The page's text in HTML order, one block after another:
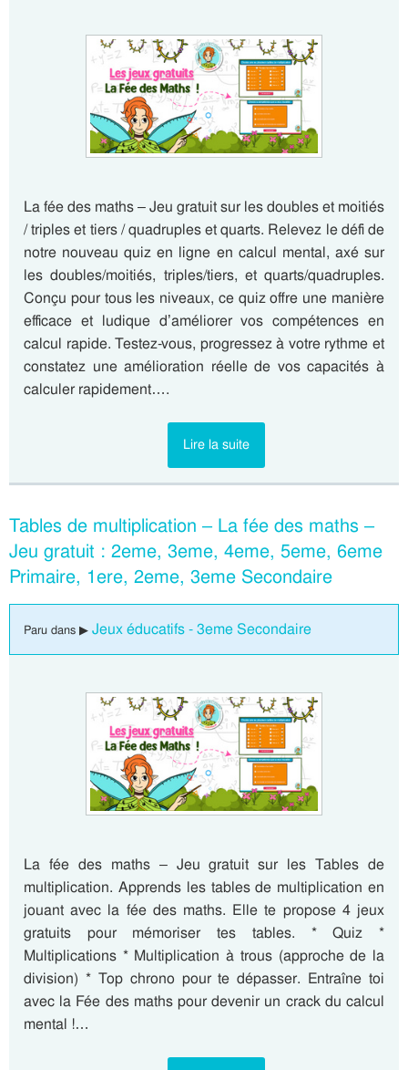
La fée des maths – Jeu gratuit sur les doubles et moitiés
/ triples et tiers / quadruples et quarts. Relevez le défi de
notre nouveau quiz en ligne en calcul mental, axé sur
les doubles/moitiés, triples/tiers, et quarts/quadruples.
Conçu pour tous les niveaux, ce quiz offre une manière
efficace et ludique d’améliorer vos compétences en
calcul rapide. Testez-vous, progressez à votre rythme et
constatez une amélioration réelle de vos capacités à
calculer rapidement….
Lire la suite
Tables de multiplication – La fée des maths –
Jeu gratuit : 2eme, 3eme, 4eme, 5eme, 6eme
Primaire, 1ere, 2eme, 3eme Secondaire
Paru dans ▶ Jeux éducatifs - 3eme Secondaire
La fée des maths – Jeu gratuit sur les Tables de
multiplication. Apprends les tables de multiplication en
jouant avec la fée des maths. Elle te propose 4 jeux
gratuits pour mémoriser tes tables. * Quiz *
Multiplications * Multiplication à trous (approche de la
division) * Top chrono pour te dépasser. Entraîne toi
avec la Fée des maths pour devenir un crack du calcul
mental !…